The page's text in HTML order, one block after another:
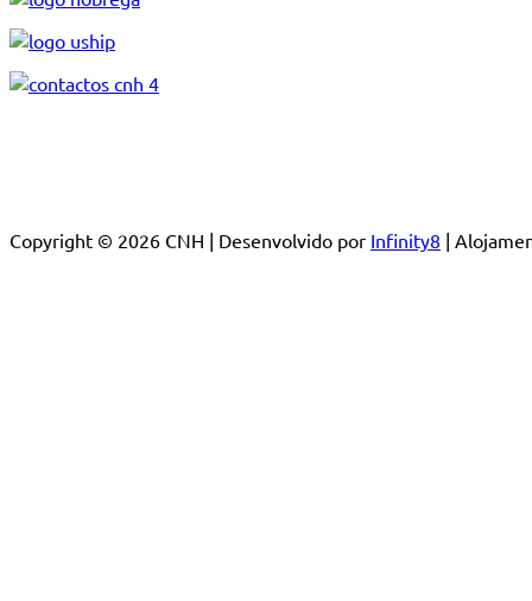
Copyright © 2026 CNH | Desenvolvido por Infinity8 |